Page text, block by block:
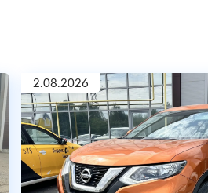
2.08.2026